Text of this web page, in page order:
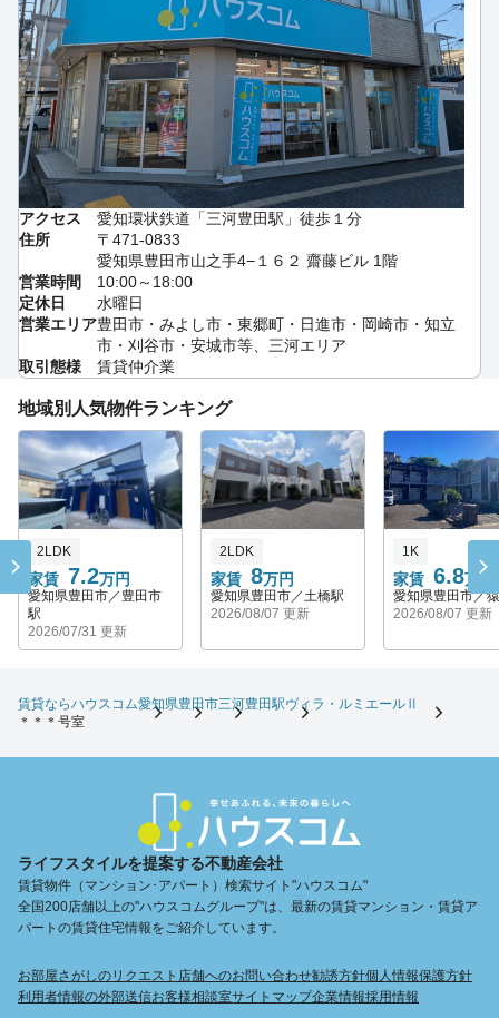
アクセス
愛知環状鉄道「三河豊田駅」徒歩１分
住所
〒471-0833
愛知県豊田市山之手4−１６２ 齋藤ビル 1階
営業時間
10:00～18:00
定休日
水曜日
営業エリア豊田市・みよし市・東郷町・日進市・岡崎市・知立
市・刈谷市・安城市等、三河エリア
取引態様
賃貸仲介業
地域別人気物件ランキング
家賃 7.2万円
2LDK
愛知県豊田市／豊田市
駅
2026/07/31 更新
家賃 8万円
2LDK
愛知県豊田市／土橋駅
2026/08/07 更新
家賃 6.8万円
1K
愛知県豊田市／
2026/08/07 更新
賃貸ならハウスコム愛知県豊田市三河豊田駅ヴィラ・ルミエールⅡ
＊＊＊号室
ライフスタイルを提案する不動産会社
賃貸物件（マンション･アパート）検索サイト"ハウスコム"
全国200店舗以上の"ハウスコムグループ"は、最新の賃貸マンション・賃貸ア
パートの賃貸住宅情報をご紹介しています。
お部屋さがしのリクエスト 店舗へのお問い合わせ勧誘方針個人情報保護方針
利用者情報の外部送信お客様相談室サイトマップ企業情報採用情報